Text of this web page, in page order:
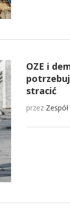
OZE i
stracić
przez